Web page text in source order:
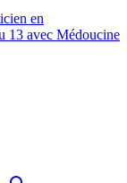
en
13 avec Médoucine